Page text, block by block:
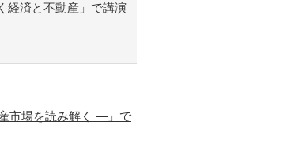
経済と不動産」で講演
市場を読み解く ―」で